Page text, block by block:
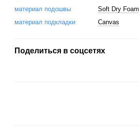
материал подошвы
Soft Dry Foam
материал подкладки
Canvas
Поделиться в соцсетях